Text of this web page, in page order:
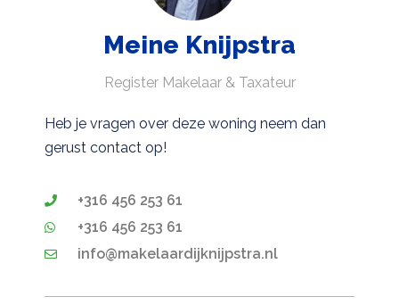
Meine Knijpstra
Register Makelaar & Taxateur
Heb je vragen over deze woning neem dan
gerust contact op!
+316 456 253 61
+316 456 253 61
info@makelaardijknijpstra.nl